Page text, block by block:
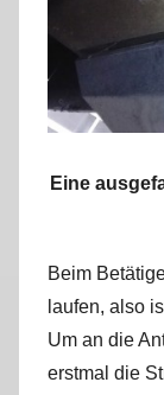
Eine
Beim
laufen, also
Um an die
erstmal die